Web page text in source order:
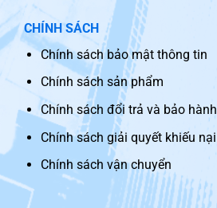
CHÍNH SÁCH
Chính sách bảo mật thông tin
Chính sách sản phẩm
Chính sách đổi trả và bảo hành
Chính sách giải quyết khiếu nại
Chính sách vận chuyển